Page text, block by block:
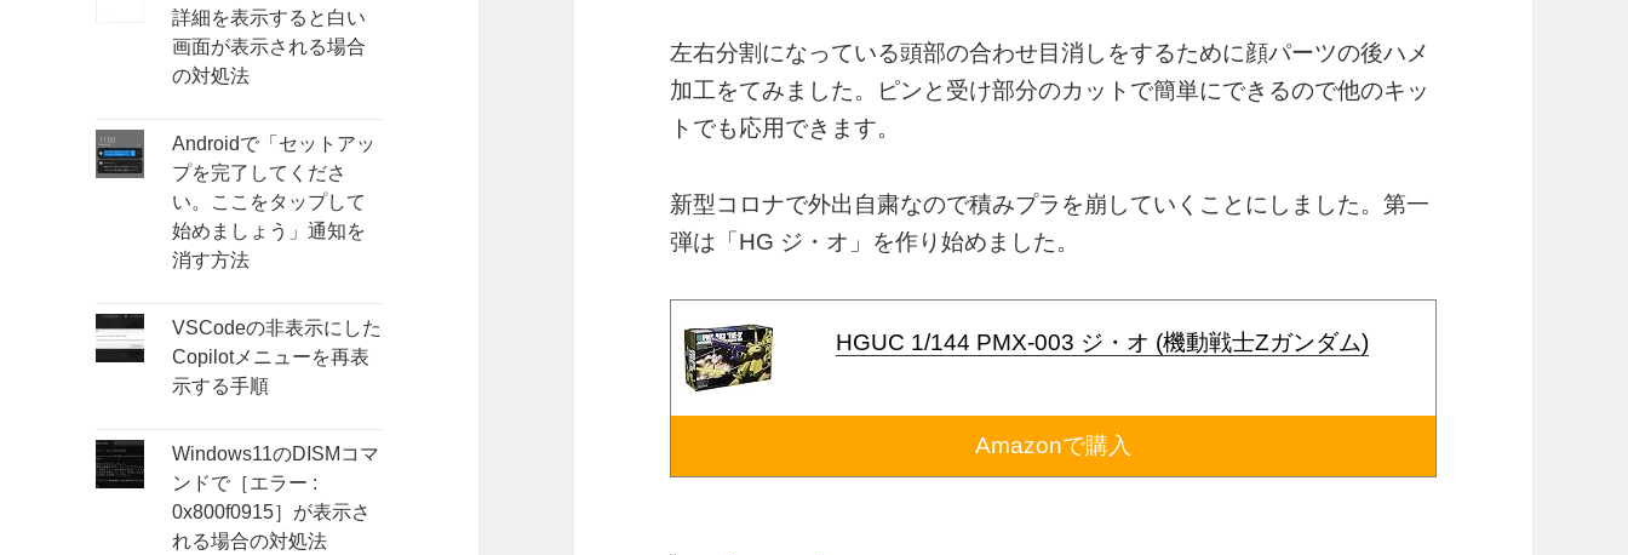
詳細を表示すると白い
画面が表示される場合
の対処法
Androidで「セットアッ
プを完了してくださ
い。ここをタップして
始めましょう」通知を
消す方法
VSCodeの非表示にした
Copilotメニューを再表
示する手順
Windows11のDISMコマ
ンドで［エラー :
0x800f0915］が表示さ
れる場合の対処法
左右分割になっている頭部の合わせ目消しをするために顔パーツの後ハメ
加工をてみました。ピンと受け部分のカットで簡単にできるので他のキッ
トでも応用できます。
新型コロナで外出自粛なので積みプラを崩していくことにしました。第一
弾は「HG ジ・オ」を作り始めました。
HGUC 1/144 PMX-003 ジ・オ (機動戦士Zガンダム)
Amazonで購入